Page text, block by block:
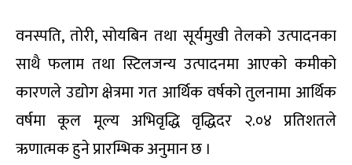
वनस्पति, तोरी, सोयबिन तथा सूर्यमुखी तेलको उत्पादनका
साथै फलाम तथा स्टिलजन्य उत्पादनमा आएको कमीको
कारणले उद्योग क्षेत्रमा गत आर्थिक वर्षको तुलनामा आर्थिक
वर्षमा कूल मूल्य अभिवृद्धि वृद्धिदर २.०४ प्रतिशतले
ऋणात्मक हुने प्रारम्भिक अनुमान छ ।